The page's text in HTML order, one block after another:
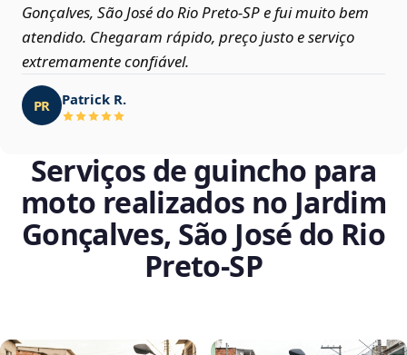
Gonçalves, São José do Rio Preto‑SP e fui muito bem
atendido. Chegaram rápido, preço justo e serviço
extremamente confiável.
PR Patrick R.
Serviços de guincho para
moto realizados no Jardim
Gonçalves, São José do Rio
Preto‑SP